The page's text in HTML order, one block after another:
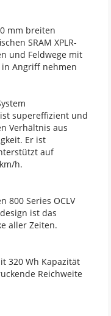
mm breiten
SRAM XPLR-
und Feldwege mit
Angriff nehmen
supereffizient und
Verhältnis aus
Er ist
auf
h.
800 Series OCLV
ist das
aller Zeiten.
320 Wh Kapazität
Reichweite